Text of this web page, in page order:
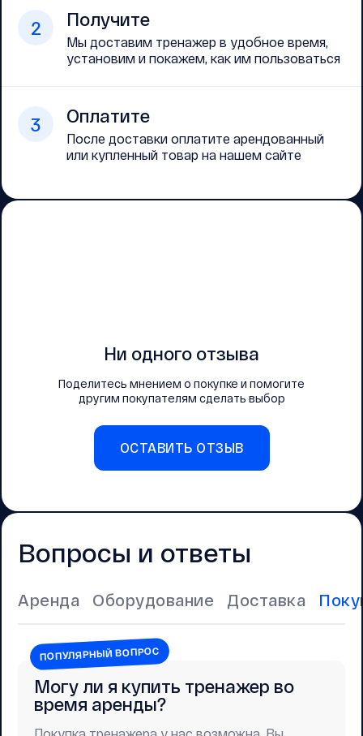
2 Получите
Мы доставим тренажер в удобное время,
установим и покажем, как им пользоваться
3 Оплатите
После доставки оплатите арендованный
или купленный товар на нашем сайте
Ни одного отзыва
Поделитесь мнением о покупке и помогите
другим покупателям сделать выбор
ОСТАВИТЬ ОТЗЫВ
Вопросы и ответы
Аренда Оборудование Доставка
ПОПУЛЯРНЫЙ ВОПРОС
Могу ли я купить тренажер во
время аренды?